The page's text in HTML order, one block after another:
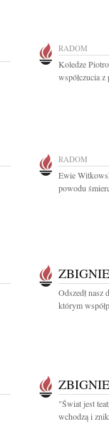
RADOM
Koledze
współczucia
RADOM
Ewie
powodu
Odszedł
którym
"Świat jest
wchodzą i